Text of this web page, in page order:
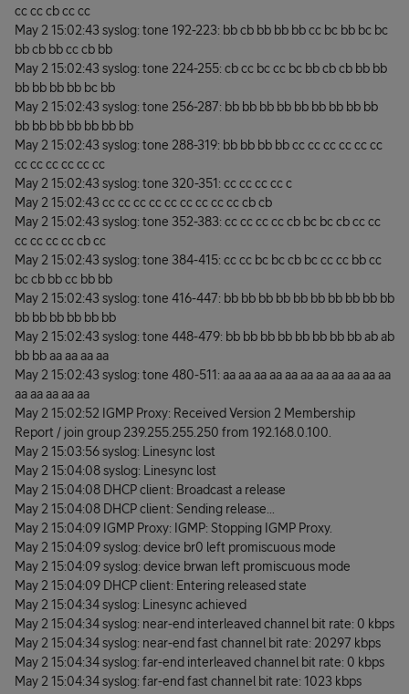
cc cc cb cc cc
May 2 15:02:43 syslog: tone 192-223: bb cb bb bb bb cc bc bb bc bc
bb cb bb cc cb bb
May 2 15:02:43 syslog: tone 224-255: cb cc bc cc bc bb cb cb bb bb
bb bb bb bb bc bb
May 2 15:02:43 syslog: tone 256-287: bb bb bb bb bb bb bb bb bb
bb bb bb bb bb bb bb
May 2 15:02:43 syslog: tone 288-319: bb bb bb bb cc cc cc cc cc cc
cc cc cc cc cc cc
May 2 15:02:43 syslog: tone 320-351: cc cc cc cc c
May 2 15:02:43 cc cc cc cc cc cc cc cc cc cb cb
May 2 15:02:43 syslog: tone 352-383: cc cc cc cc cb bc bc cb cc cc
cc cc cc cc cb cc
May 2 15:02:43 syslog: tone 384-415: cc cc bc bc cb bc cc cc bb cc
bc cb bb cc bb bb
May 2 15:02:43 syslog: tone 416-447: bb bb bb bb bb bb bb bb bb bb
bb bb bb bb bb bb
May 2 15:02:43 syslog: tone 448-479: bb bb bb bb bb bb bb bb ab ab
bb bb aa aa aa aa
May 2 15:02:43 syslog: tone 480-511: aa aa aa aa aa aa aa aa aa aa aa
aa aa aa aa aa
May 2 15:02:52 IGMP Proxy: Received Version 2 Membership
Report / join group 239.255.255.250 from 192.168.0.100.
May 2 15:03:56 syslog: Linesync lost
May 2 15:04:08 syslog: Linesync lost
May 2 15:04:08 DHCP client: Broadcast a release
May 2 15:04:08 DHCP client: Sending release...
May 2 15:04:09 IGMP Proxy: IGMP: Stopping IGMP Proxy.
May 2 15:04:09 syslog: device br0 left promiscuous mode
May 2 15:04:09 syslog: device brwan left promiscuous mode
May 2 15:04:09 DHCP client: Entering released state
May 2 15:04:34 syslog: Linesync achieved
May 2 15:04:34 syslog: near-end interleaved channel bit rate: 0 kbps
May 2 15:04:34 syslog: near-end fast channel bit rate: 20297 kbps
May 2 15:04:34 syslog: far-end interleaved channel bit rate: 0 kbps
May 2 15:04:34 syslog: far-end fast channel bit rate: 1023 kbps